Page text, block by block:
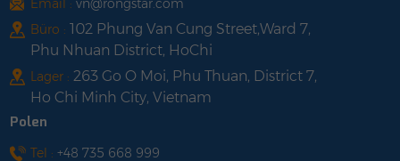
Email : vn@rongstar.com
Büro : 102 Phung Van Cung Street,Ward 7,
Phu Nhuan District, HoChi
Lager : 263 Go O Moi, Phu Thuan, District 7,
Ho Chi Minh City, Vietnam
Polen
Tel : +48 735 668 999